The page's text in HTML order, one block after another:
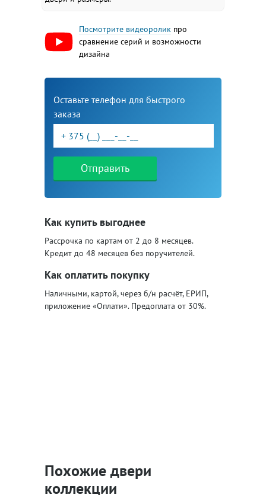
Посмотрите видеоролик про
сравнение серий и возможности
дизайна
Оставьте телефон для быстрого
заказа
Отправить
Как купить выгоднее
Рассрочка по картам от 2 до 8 месяцев.
Кредит до 48 месяцев без поручителей.
Как оплатить покупку
Наличными, картой, через б/н расчёт, ЕРИП,
приложение «Оплати». Предоплата от 30%.
Похожие двери
коллекции